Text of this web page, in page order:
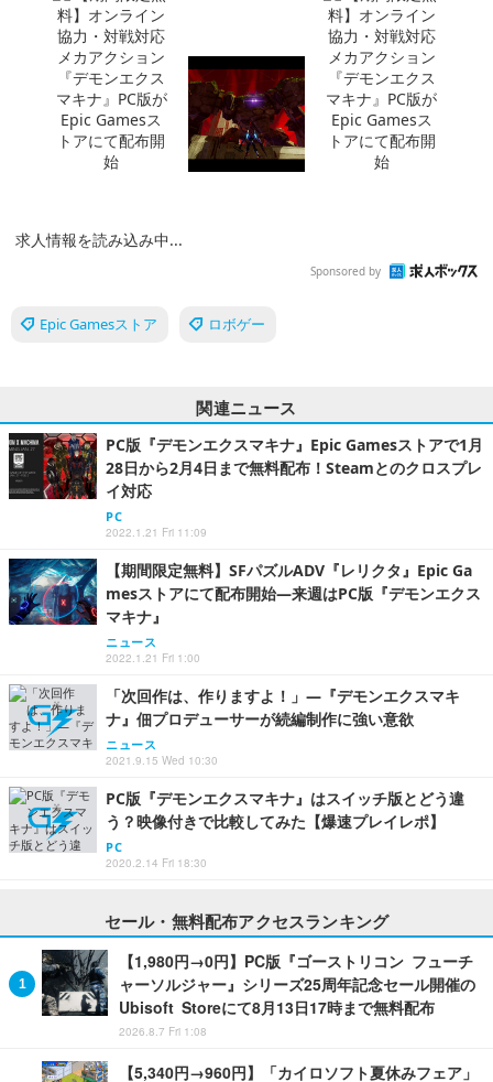
求人情報を読み込み中...
Sponsored by
Epic Gamesストア ロボゲー
関連ニュース
PC版『デモンエクスマキナ』Epic Gamesストアで1月
28日から2月4日まで無料配布！Steamとのクロスプレ
イ対応
PC
2022.1.21 Fri 11:09
【期間限定無料】SFパズルADV『レリクタ』Epic Ga
mesストアにて配布開始―来週はPC版『デモンエクス
マキナ』
ニュース
2022.1.21 Fri 1:00
「次回作は、作りますよ！」―『デモンエクスマキ
ナ』佃プロデューサーが続編制作に強い意欲
ニュース
2021.9.15 Wed 10:30
PC版『デモンエクスマキナ』はスイッチ版とどう違
う？映像付きで比較してみた【爆速プレイレポ】
PC
2020.2.14 Fri 18:30
セール・無料配布アクセスランキング
【1,980円→0円】PC版『ゴーストリコン フューチ
ャーソルジャー』シリーズ25周年記念セール開催の
Ubisoft Storeにて8月13日17時まで無料配布
2026.8.7 Fri 1:08
【5,340円→960円】「カイロソフト夏休みフェア」